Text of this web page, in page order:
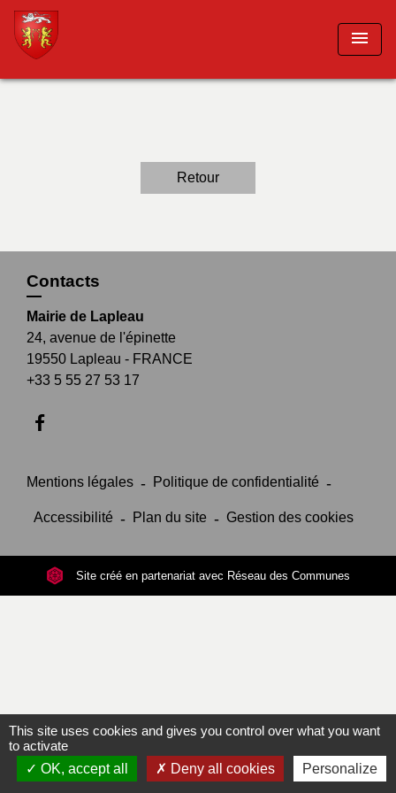
menu
Retour
Contacts
Mairie de Lapleau
24, avenue de l'épinette
19550 Lapleau - FRANCE
+33 5 55 27 53 17
Mentions légales - Politique de confidentialité -
Accessibilité - Plan du site - Gestion des cookies
Site créé en partenariat avec Réseau des Communes
This site uses cookies and gives you control over what you want
to activate
OK, accept all
Deny all cookies Personalize